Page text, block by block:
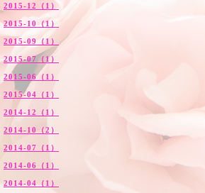
2015-12（1）
2015-10（1）
2015-09（1）
2015-07（1）
2015-06（1）
2015-04（1）
2014-12（1）
2014-10（2）
2014-07（1）
2014-06（1）
2014-04（1）